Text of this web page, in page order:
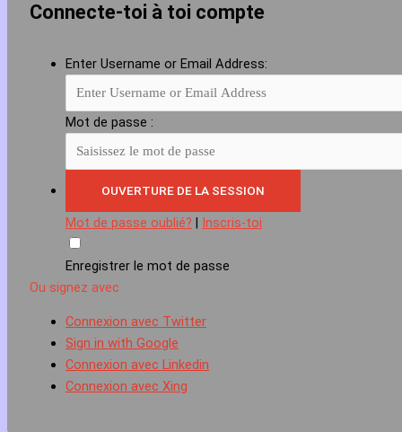
Connecte-toi à toi compte
Enter Username or Email Address:
Mot de passe :
Mot de passe oublié? | Inscris-toi
Enregistrer le mot de passe
Ou signez avec
Connexion avec Twitter
Sign in with Google
Connexion avec Linkedin
Connexion avec Xing